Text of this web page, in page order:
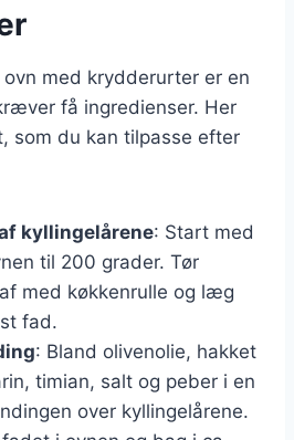
med krydderurter er en
få ingredienser. Her
som du kan tilpasse efter
kyllingelårene: Start med
til 200 grader. Tør
med køkkenrulle og læg
fad.
: Bland olivenolie, hakket
timian, salt og peber i en
over kyllingelårene.